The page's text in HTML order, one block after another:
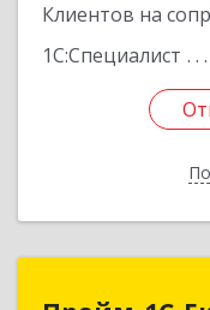
Клиентов на
1С:Специалист